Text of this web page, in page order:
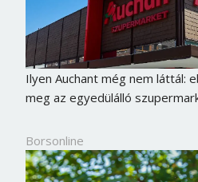
Ilyen Auchant még nem láttál:
meg az egyedülálló
Borsonline